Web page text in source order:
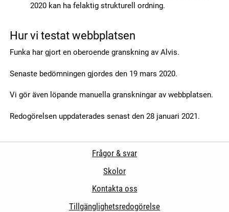
2020 kan ha felaktig strukturell ordning.
Hur vi testat webbplatsen
Funka har gjort en oberoende granskning av Alvis.
Senaste bedömningen gjordes den 19 mars 2020.
Vi gör även löpande manuella granskningar av webbplatsen.
Redogörelsen uppdaterades senast den 28 januari 2021.
Frågor & svar
Skolor
Kontakta oss
Tillgänglighetsredogörelse